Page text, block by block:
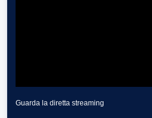
Guarda la diretta streaming